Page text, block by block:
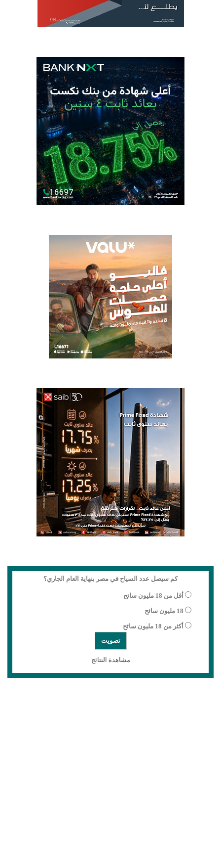
كم سيصل عدد السياح في مصر بنهاية العام الجاري؟
أقل من 18 مليون سائح
18 مليون سائح
أكثر من 18 مليون سائح
مشاهدة النتائج